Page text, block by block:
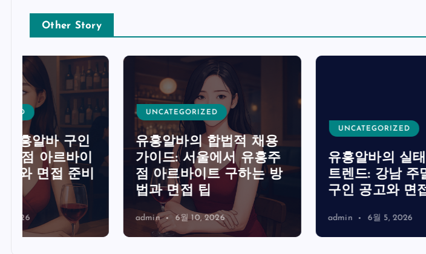
Other Story
UNCATEGORIZED
유흥알바의 합법적 채용
가이드: 서울에서 유흥주
점 아르바이트 구하는 방
법과 면접 팁
admin 6월 10, 2026
UNCATEGORIZED
유흥알바의 실태와 채용
트렌드: 강남 주말 야간
구인 공고와 면접 팁
admin